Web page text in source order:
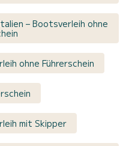
– Bootsverleih ohne
ohne Führerschein
mit Skipper